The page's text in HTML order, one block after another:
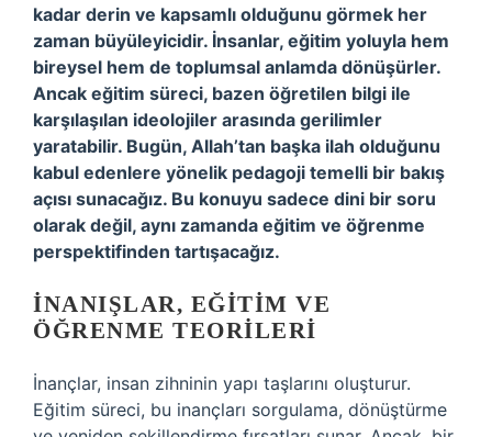
kadar derin ve kapsamlı olduğunu görmek her
zaman büyüleyicidir. İnsanlar, eğitim yoluyla hem
bireysel hem de toplumsal anlamda dönüşürler.
Ancak eğitim süreci, bazen öğretilen bilgi ile
karşılaşılan ideolojiler arasında gerilimler
yaratabilir. Bugün, Allah’tan başka ilah olduğunu
kabul edenlere yönelik pedagoji temelli bir bakış
açısı sunacağız. Bu konuyu sadece dini bir soru
olarak değil, aynı zamanda eğitim ve öğrenme
perspektifinden tartışacağız.
İNANIŞLAR, EĞITIM VE
ÖĞRENME TEORILERI
İnançlar, insan zihninin yapı taşlarını oluşturur.
Eğitim süreci, bu inançları sorgulama, dönüştürme